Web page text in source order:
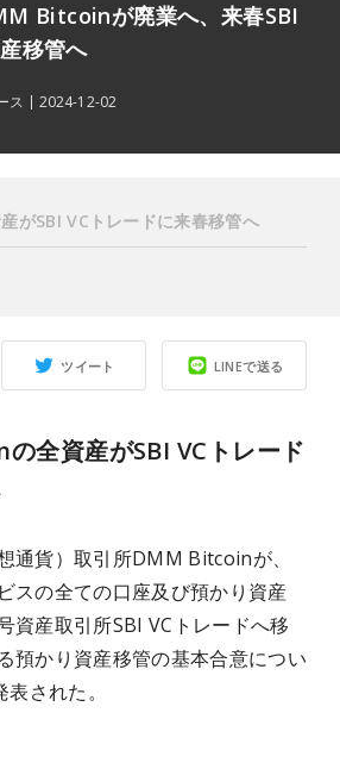
Bitcoinが廃業へ、来春SBI
移管へ
ス 2024-12-02
ツイート LINEで送る
全資産がSBI VCトレード
通貨）取引所DMM Bitcoinが、
スの全ての口座及び預かり資産
資産取引所SBI VCトレードへ移
預かり資産移管の基本合意につい
された。
がSBI VCトレードに来春移管へ